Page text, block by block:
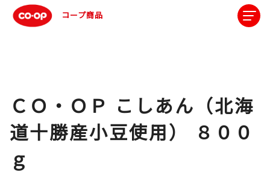
コープ商品
ＣＯ・ＯＰ こしあん（北海
道十勝産小豆使用） ８００
ｇ